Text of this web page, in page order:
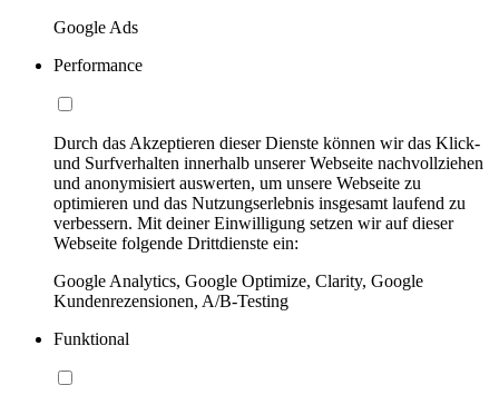
Google Ads
Performance
Durch das Akzeptieren dieser Dienste können wir das Klick-
und Surfverhalten innerhalb unserer Webseite nachvollziehen
und anonymisiert auswerten, um unsere Webseite zu
optimieren und das Nutzungserlebnis insgesamt laufend zu
verbessern. Mit deiner Einwilligung setzen wir auf dieser
Webseite folgende Drittdienste ein:
Google Analytics, Google Optimize, Clarity, Google
Kundenrezensionen, A/B-Testing
Funktional